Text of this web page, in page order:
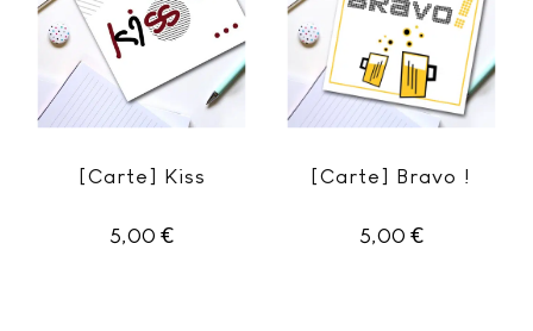
[Carte] Kiss
5,00€
[Carte] Bravo !
5,00 €